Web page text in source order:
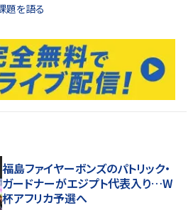
題を語る
福島ファイヤーボンズのパトリック・
ガードナーがエジプト代表入り…W
杯アフリカ予選へ